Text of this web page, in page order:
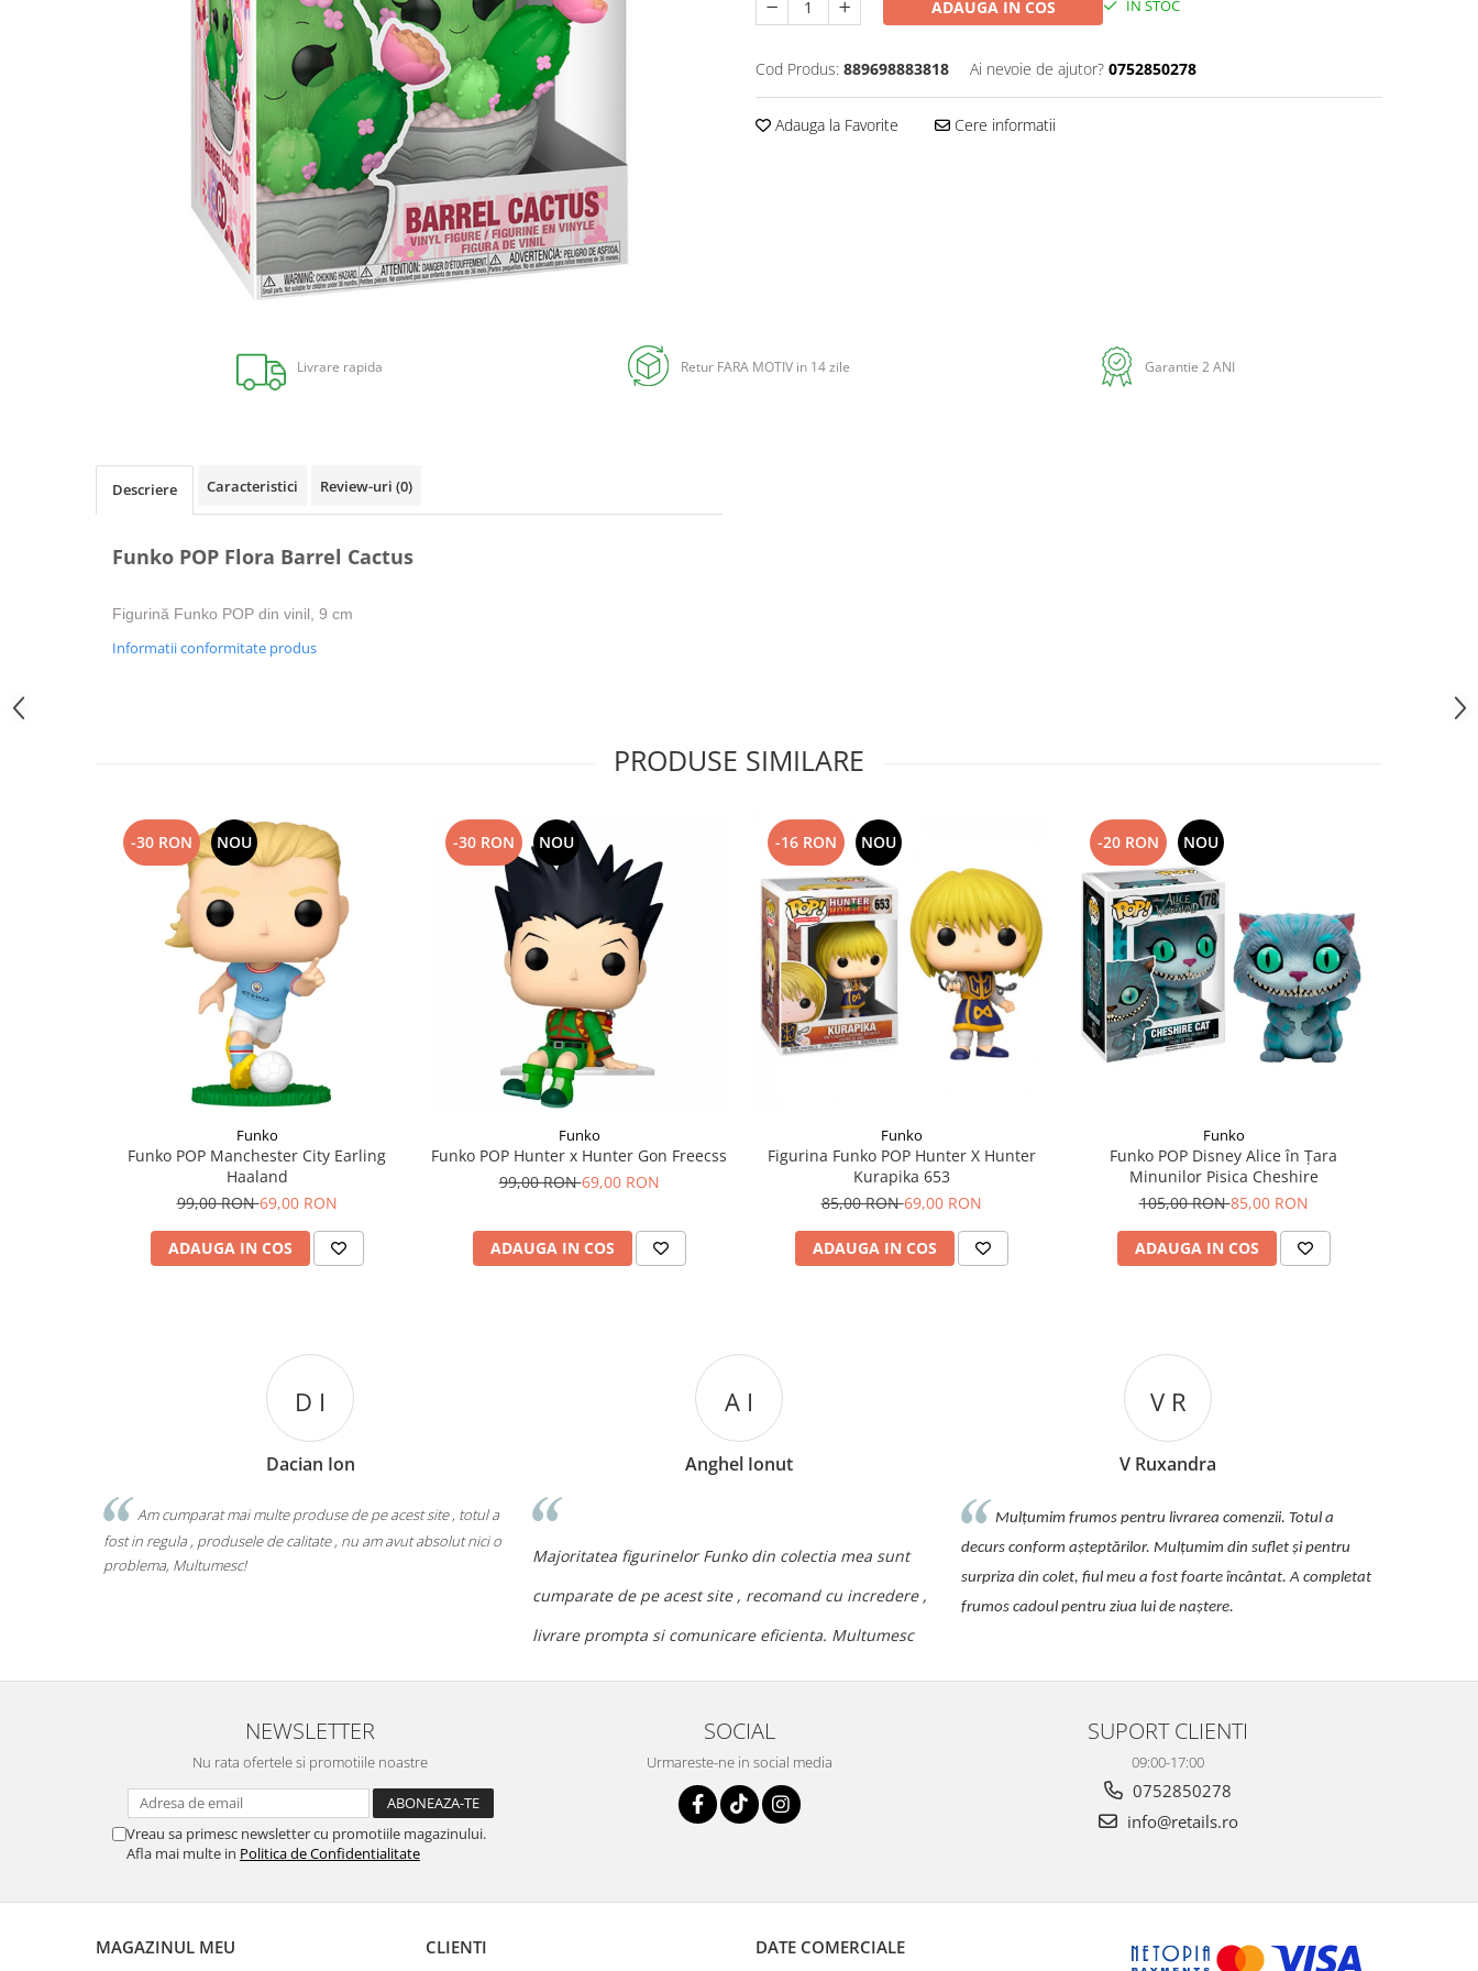
ADAUGA IN COS IN STOC
Cod Produs: 889698883818 Ai nevoie de ajutor? 0752850278
Adauga la Favorite Cere informatii
Livrare rapida Retur FARA MOTIV in 14 zile Garantie 2 ANI
Descriere Caracteristici Review-uri (0)
Funko POP Flora Barrel Cactus
Figurină Funko POP din vinil, 9 cm
Informatii conformitate produs
PRODUSE SIMILARE
-30 RON NOU
Funko
Funko POP Manchester City Earling
Haaland
99,00 RON69,00 RON
ADAUGA IN COS
-30 RON NOU
Funko
Funko POP Hunter x Hunter Gon Freecss
99,00 RON69,00 RON
ADAUGA IN COS
-16 RON NOU
Funko
Figurina Funko POP Hunter X Hunter
Kurapika 653
85,00 RON69,00 RON
ADAUGA IN COS
-20 RON NOU
Funko
Funko POP Disney Alice în Țara
Minunilor Pisica Cheshire
105,00 RON85,00 RON
ADAUGA IN COS
D I
Dacian Ion
Am cumparat mai multe produse de pe acest site , totul a
fost in regula , produsele de calitate , nu am avut absolut nici o
problema, Multumesc!
A I
Anghel Ionut
Majoritatea figurinelor Funko din colectia mea sunt
cumparate de pe acest site , recomand cu incredere ,
livrare prompta si comunicare eficienta. Multumesc
V R
V Ruxandra
Mulțumim frumos pentru livrarea comenzii. Totul a
decurs conform așteptărilor. Mulțumim din suflet și pentru
surpriza din colet, fiul meu a fost foarte încântat. A completat
frumos cadoul pentru ziua lui de naștere.
NEWSLETTER
Nu rata ofertele si promotiile noastre
Vreau sa primesc newsletter cu promotiile magazinului.
Afla mai multe in Politica de Confidentialitate
SOCIAL
Urmareste-ne in social media
SUPORT CLIENTI
09:00-17:00
0752850278
info@retails.ro
MAGAZINUL MEU CLIENTI DATE COMERCIALE